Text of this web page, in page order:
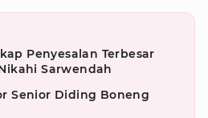
Penyesalan Terbesar
Sarwendah
Senior Diding Boneng